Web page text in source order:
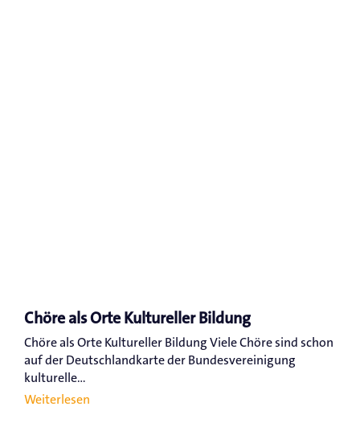
Chöre als Orte Kultureller Bildung
Chöre als Orte Kultureller Bildung Viele Chöre sind schon
auf der Deutschlandkarte der Bundesvereinigung
kulturelle...
Weiterlesen